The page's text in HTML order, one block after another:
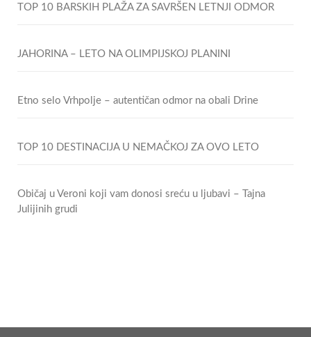
TOP 10 BARSKIH PLAŽA ZA SAVRŠEN LETNJI ODMOR
JAHORINA – LETO NA OLIMPIJSKOJ PLANINI
Etno selo Vrhpolje – autentičan odmor na obali Drine
TOP 10 DESTINACIJA U NEMAČKOJ ZA OVO LETO
Običaj u Veroni koji vam donosi sreću u ljubavi – Tajna
Julijinih grudi